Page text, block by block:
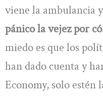
viene la ambulancia
pánico la vejez por
miedo es que los
han dado cuenta y
Economy, solo estén